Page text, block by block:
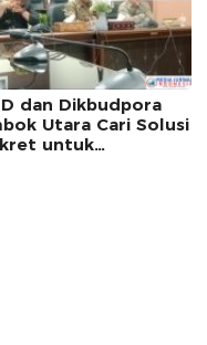
dan Dikbudpora
Utara Cari Solusi
untuk